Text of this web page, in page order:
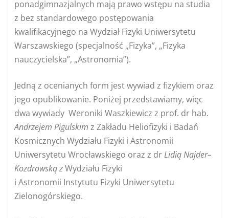
ponadgimnazjalnych mają prawo wstępu na studia
z bez standardowego postępowania
kwalifikacyjnego na Wydział Fizyki Uniwersytetu
Warszawskiego (specjalność „Fizyka”, „Fizyka
nauczycielska”, „Astronomia”).
Jedną z ocenianych form jest wywiad z fizykiem oraz
jego opublikowanie. Poniżej przedstawiamy, więc
dwa wywiady Weroniki Waszkiewicz z prof. dr hab.
Andrzejem Pigulskim z Zakładu Heliofizyki i Badań
Kosmicznych Wydziału Fizyki i Astronomii
Uniwersytetu Wrocławskiego oraz z drLidią Najder–
Kozdrowską zWydziału Fizyki
i Astronomii Instytutu Fizyki Uniwersytetu
Zielonogórskiego.